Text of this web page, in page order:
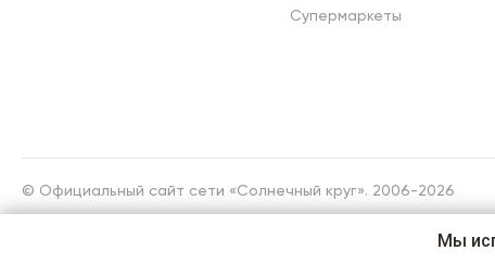
Супермаркеты
© Официальный сайт сети «Солнечный круг». 2006-2026
Мы